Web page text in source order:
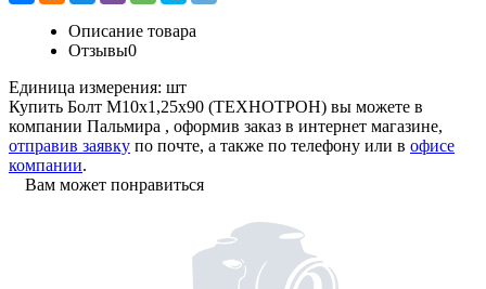
Описание товара
Отзывы0
Единица измерения: шт
Купить Болт М10х1,25х90 (ТЕХНОТРОН) вы можете в
компании Пальмира , оформив заказ в интернет магазине,
отправив заявку по почте, а также по телефону или в офисе
компании.
Вам может понравиться